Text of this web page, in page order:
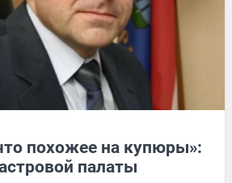
похожее на купюры»:
палаты